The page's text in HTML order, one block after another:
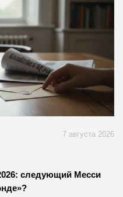
7 августа 2026
следующий Месси